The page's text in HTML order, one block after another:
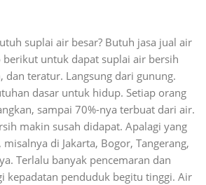
suplai air besar? Butuh jasa jual air
berikut untuk dapat suplai air bersih
dan teratur. Langsung dari gunung.
dasar untuk hidup. Setiap orang
sampai 70%-nya terbuat dari air.
makin susah didapat. Apalagi yang
di Jakarta, Bogor, Tangerang,
Terlalu banyak pencemaran dan
kepadatan penduduk begitu tinggi. Air